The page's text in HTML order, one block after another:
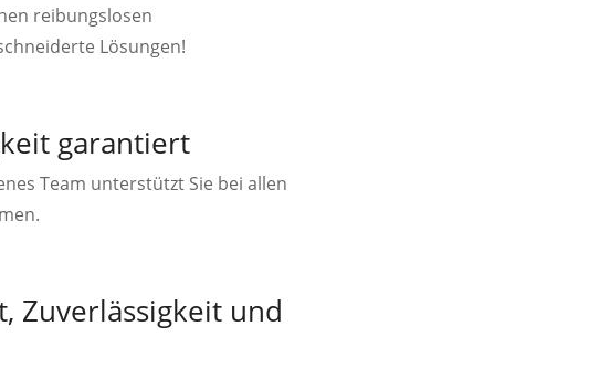
reibungslosen
Lösungen!
garantiert
Team unterstützt Sie bei allen
Zuverlässigkeit und